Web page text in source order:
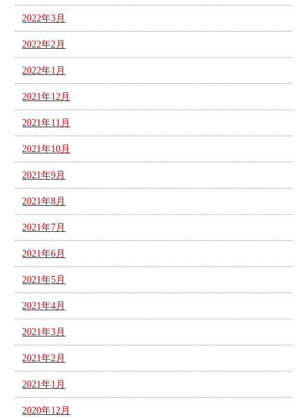
2022年3月
2022年2月
2022年1月
2021年12月
2021年11月
2021年10月
2021年9月
2021年8月
2021年7月
2021年6月
2021年5月
2021年4月
2021年3月
2021年2月
2021年1月
2020年12月